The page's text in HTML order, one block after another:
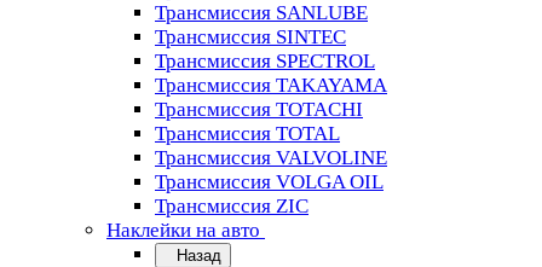
Трансмиссия SANLUBE
Трансмиссия SINTEC
Трансмиссия SPECTROL
Трансмиссия TAKAYAMA
Трансмиссия TOTACHI
Трансмиссия TOTAL
Трансмиссия VALVOLINE
Трансмиссия VOLGA OIL
Трансмиссия ZIC
Наклейки на авто
Назад